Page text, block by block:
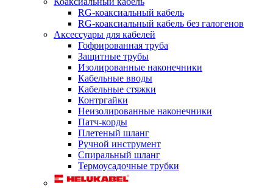
RG-коаксиальный кабель
RG-коаксиальный кабель без галогенов
Аксессуары для кабелей
Гофрированная труба
Защитные трубы
Изолированные наконечники
Кабельные вводы
Кабельные стяжки
Контргайки
Неизолированные наконечники
Патч-корды
Плетеный шланг
Ручной инструмент
Спиральный шланг
Термоусадочные трубки